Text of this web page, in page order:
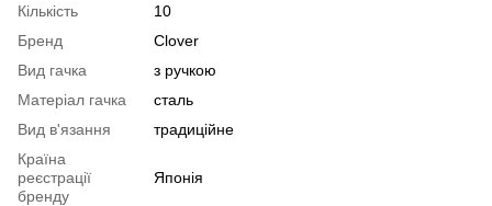
Кількість
10
Бренд
Clover
Вид гачка
з ручкою
Матеріал гачка
сталь
Вид в'язання
традиційне
Країна
реєстрації
бренду
Японія